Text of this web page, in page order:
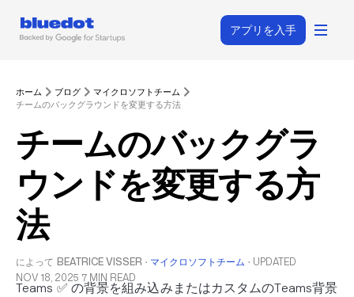
アプリを入手
ホーム ブログ
マイクロソフトチーム
チームのバックグラウンドを変更する方法
チームのバックグラ
ウンドを変更する方
法
によって BEATRICE VISSER · マイクロソフトチーム · UPDATED
NOV 18, 2025 7 MIN READ
Teams ✅ の背景を組み込みまたはカスタムのTeams背景